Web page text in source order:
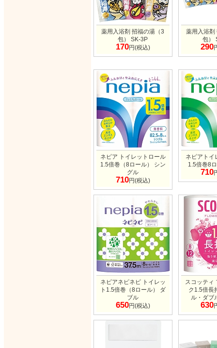
薬用入浴剤 招福の湯（3
包） SK-3P
170円(税込)
薬用入浴剤
包）
290
ネピア トイレットロール
1.5倍巻（8ロール） シン
グル
710円(税込)
ネピアトイ
1.5倍巻8
710
ネピアネピネピ トイレッ
ト1.5倍巻（8ロール） ダ
ブル
650円(税込)
スコッティ
ク1.5倍長
ル・ダブ
630